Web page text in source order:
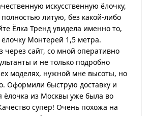
искусственную ёлочку,
полностью литую, без какой-либо
Ёлка Тренд увидела именно то,
Монтерей 1,5 метра.
через сайт, со мной оперативно
и не только подробно
моделях, нужной мне высоты, но
Оформили быструю доставку и
ёлочка из Москвы уже была во
супер! Очень похожа на